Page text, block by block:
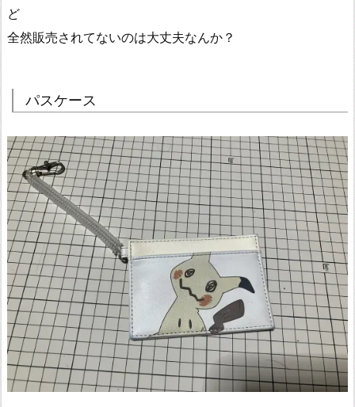
ど
全然販売されてないのは大丈夫なんか？
パスケース